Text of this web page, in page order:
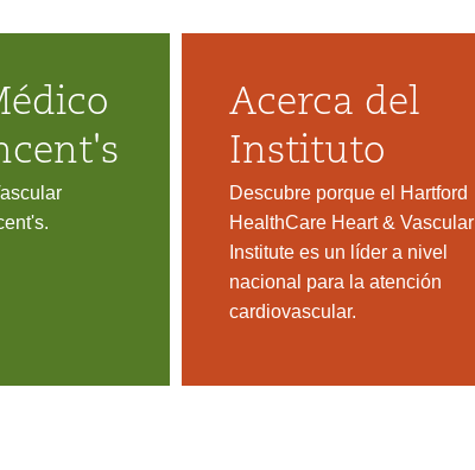
Acerca del
Instituto
Descubre porque el Hartford
HealthCare Heart & Vascular
Institute es un líder a nivel
nacional para la atención
cardiovascular.